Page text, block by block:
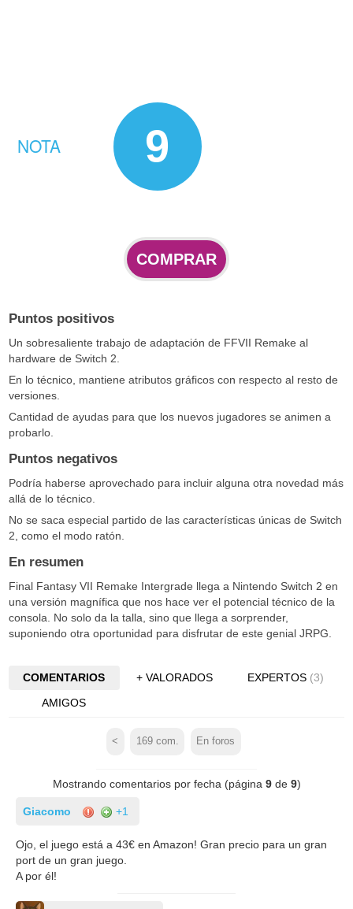
NOTA 9
COMPRAR
Puntos positivos
Un sobresaliente trabajo de adaptación de FFVII Remake al
hardware de Switch 2.
En lo técnico, mantiene atributos gráficos con respecto al resto de
versiones.
Cantidad de ayudas para que los nuevos jugadores se animen a
probarlo.
Puntos negativos
Podría haberse aprovechado para incluir alguna otra novedad más
allá de lo técnico.
No se saca especial partido de las características únicas de Switch
2, como el modo ratón.
En resumen
Final Fantasy VII Remake Intergrade llega a Nintendo Switch 2 en
una versión magnífica que nos hace ver el potencial técnico de la
consola. No solo da la talla, sino que llega a sorprender,
suponiendo otra oportunidad para disfrutar de este genial JRPG.
COMENTARIOS + VALORADOS EXPERTOS (3)
AMIGOS
< 169com. En foros
Mostrando comentarios por fecha (página 9de 9)
Giacomo +1
Ojo, el juego está a 43€ en Amazon! Gran precio para un gran
port de un gran juego.
A por él!